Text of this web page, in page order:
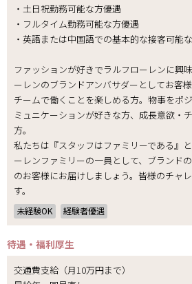
・土日祝勤務可能な方優遇
・フルタイム勤務可能な方優遇
・英語または中国語での基本的な接客可能
ファッションが好きでラルフローレンに興
ーレンのブランドアンバサダーとしてお客
チームで働くことを楽しめる方。物事をポ
ミュニケーションが好きな方、成長意欲・
方。
私たちは『スタッフはファミリーである』
ーレンファミリーの一員として、ブランド
のお客様にお届けしましょう。皆様のチャ
す。
未経験OK 経験者優遇
待遇・福利厚生
交通費支給（月10万円まで）